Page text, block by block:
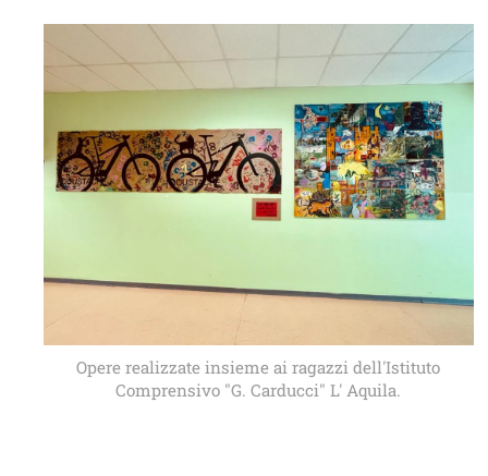
Opere realizzate insieme ai ragazzi dell'Istituto
Comprensivo "G. Carducci" L' Aquila.